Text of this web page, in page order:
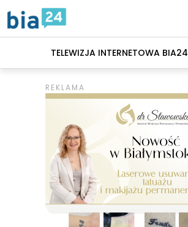
TELEWIZJA INTERNETOWA BIA24